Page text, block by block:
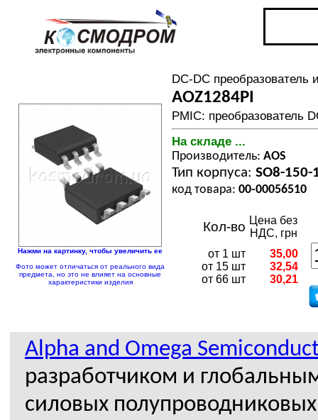
Нажми на картинку, чтобы увеличить ее
Фото может отличаться от реального вида
предмета, но это не влияет на основные
характеристики изделия
DC-DC преобразователь
AOZ1284PI
PMIC: преобразователь
На складе ...
Производитель: AOS
Тип корпуса: SO8-150-
код товара: 00-00056510
Кол-во Цена без
НДС, грн
от 1 шт
от 15 шт
от 66 шт
35,00
32,54
30,21
Alpha and Omega
разработчиком и
силовых